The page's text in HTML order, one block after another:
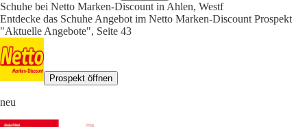
Schuhe bei Netto Marken-Discount in Ahlen, Westf
Entdecke das Schuhe Angebot im Netto Marken-Discount Prospekt
"Aktuelle Angebote", Seite 43
Prospekt öffnen
neu